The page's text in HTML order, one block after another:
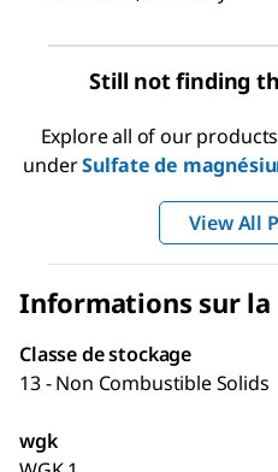
Still not finding
Explore all of our products
underSulfate de
View All
Informations sur la
Classe de stockage
13 - Non Combustible Solids
wgk